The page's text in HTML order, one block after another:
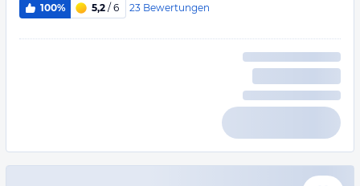
100% 5,2 / 6 23 Bewertungen